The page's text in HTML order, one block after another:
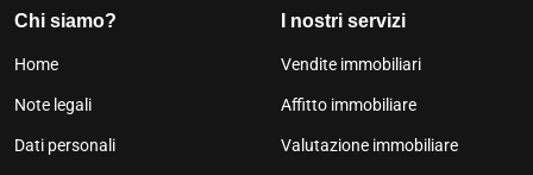
Chi siamo?
Home
Note legali
Dati personali
I nostri servizi
Vendite immobiliari
Affitto immobiliare
Valutazione immobiliare